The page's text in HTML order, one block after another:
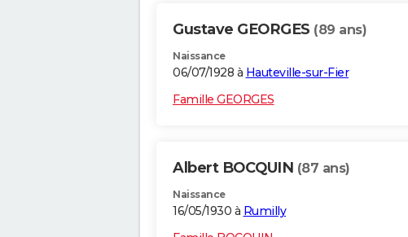
Gustave GEORGES (89 ans)
Naissance
06/07/1928 à Hauteville-sur-Fier
Famille GEORGES
Albert BOCQUIN (87 ans)
Naissance
16/05/1930 à Rumilly